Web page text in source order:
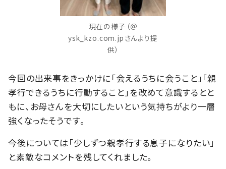
現在の様子（＠
ysk_kzo.com.jpさんより提
供）
今回の出来事をきっかけに「会えるうちに会うこと」「親
孝行できるうちに行動すること」を改めて意識するとと
もに、お母さんを大切にしたいという気持ちがより一層
強くなったそうです。
今後については「少しずつ親孝行する息子になりたい」
と素敵なコメントを残してくれました。